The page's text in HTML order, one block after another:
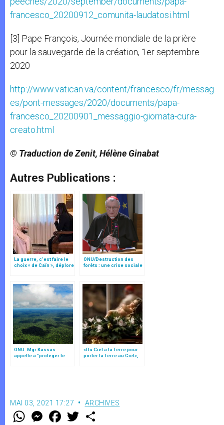
francesco_20200912_comunita-laudatosi.html
[3] Pape François, Journée mondiale de la prière
pour la sauvegarde de la création, 1er septembre
2020
http://www.vatican.va/content/francesco/fr/messag
es/pont-messages/2020/documents/papa-
francesco_20200901_messaggio-giornata-cura-
creato.html
© Traduction de Zenit, Hélène Ginabat
Autres Publications :
La guerre, c’est faire le
choix « de Caïn », déplore
ONU/Destruction des
forêts : une crise sociale
ONU: Mgr Kassas
appelle à "protéger le
«Du Ciel à la Terre pour
porter la Terre au Ciel»,
MAI 03, 2021 17:27 ARCHIVES
W M
e
F
a w